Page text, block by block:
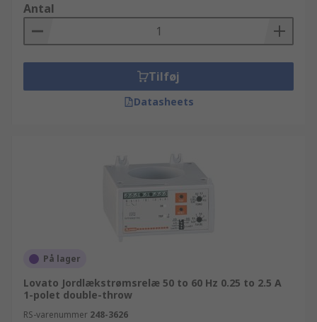
Antal
Tilføj
Datasheets
På lager
Lovato Jordlækstrømsrelæ 50 to 60 Hz 0.25 to 2.5 A
1-polet double-throw
RS-varenummer 248-3626